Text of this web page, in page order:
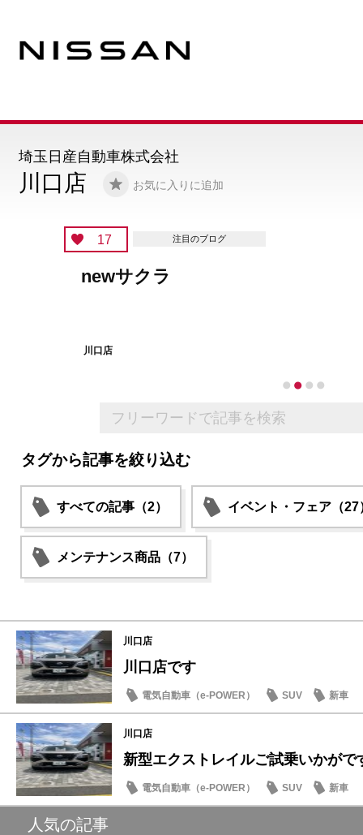
川口店 お気に入りに追加
埼玉日産自動車株式会社
16
タグから記事を絞り込む
すべての記事（2） イベント・フェア（27
メンテナンス商品（7）
川口店
川口店です
電気自動車（e-POWER） SUV 新車
川口店
新型エクストレイルご試乗いかがで
電気自動車（e-POWER） SUV 新車
人気の記事